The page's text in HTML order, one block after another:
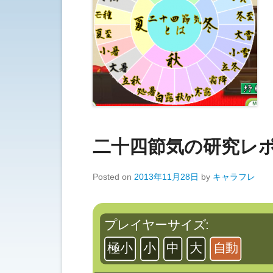
二十四節気の研究レ
Posted on 2013年11月28日 by キャラフレ